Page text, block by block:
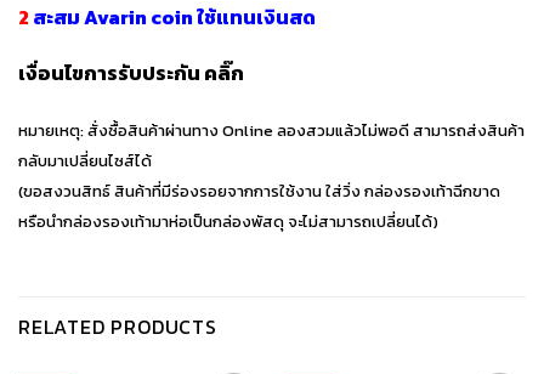
2 สะสม Avarin coin ใช้แทนเงินสด
เงื่อนไขการรับประกัน คลิ๊ก
หมายเหตุ: สั่งซื้อสินค้าผ่านทาง Online ลองสวมแล้วไม่พอดี สามารถส่งสินค้า
กลับมาเปลี่ยนไซส์ได้
(ขอสงวนสิทธ์ สินค้าที่มีร่องรอยจากการใช้งาน ใส่วิ่ง กล่องรองเท้าฉีกขาด
หรือนำกล่องรองเท้ามาห่อเป็นกล่องพัสดุ จะไม่สามารถเปลี่ยนได้)
RELATED PRODUCTS